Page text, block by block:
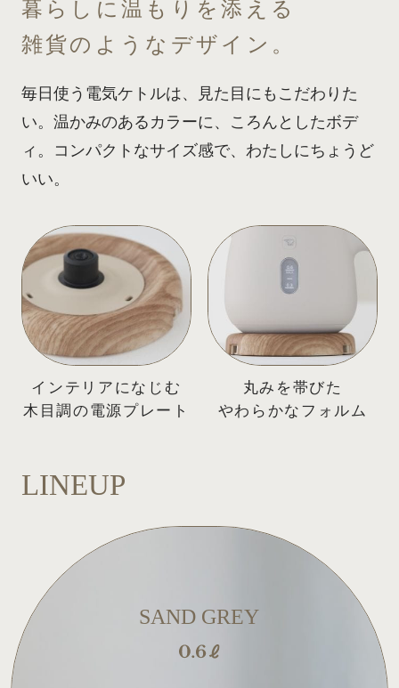
暮らしに温もりを添える
雑貨のようなデザイン。
毎日使う電気ケトルは、見た目にもこだわりた
い。 温かみのあるカラーに、ころんとしたボデ
ィ。
コンパクトなサイズ感で、わたしにちょうど
いい。
インテリアになじむ
木目調の電源プレート
丸みを帯びた
やわらかなフォルム
LINEUP
SAND GREY